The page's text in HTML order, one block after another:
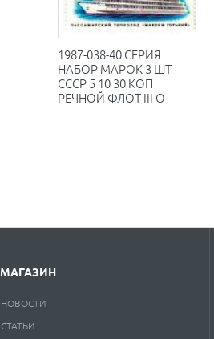
1987-038-40 СЕРИЯ
НАБОР МАРОК 3 ШТ
СССР 5 10 30 КОП
РЕЧНОЙ ФЛОТ III O
МАГАЗИН
НОВОСТИ
СТАТЬИ